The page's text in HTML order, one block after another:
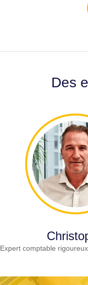
Des
Expert comptable